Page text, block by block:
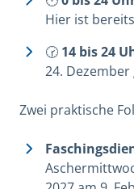
Hier ist
🕝 14 bis 24
24.
Zwei praktische